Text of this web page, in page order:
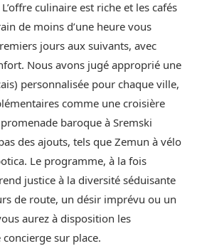
culinaire est riche et les cafés
de moins d’une heure vous
jours aux suivants, avec
Nous avons jugé approprié une
personnalisée pour chaque ville,
comme une croisière
baroque à Sremski
des ajouts, tels que Zemun à vélo
Le programme, à la fois
justice à la diversité séduisante
de route, un désir imprévu ou un
aurez à disposition les
sur place.